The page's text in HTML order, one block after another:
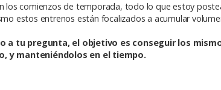
los comienzos de temporada, todo lo que estoy
estos entrenos están focalizados a acumular
a tu pregunta, el objetivo es conseguir los
y manteniéndolos en el tiempo.